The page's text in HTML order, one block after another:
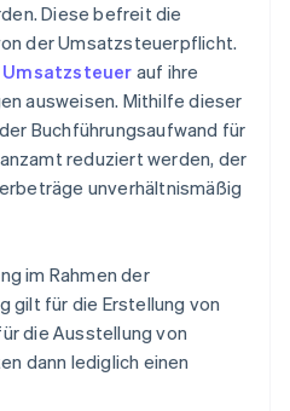
Diese befreit die
der Umsatzsteuerpflicht.
Umsatzsteuer auf ihre
ausweisen. Mithilfe dieser
Buchführungsaufwand für
reduziert werden, der
unverhältnismäßig
im Rahmen der
gilt für die Erstellung von
die Ausstellung von
dann lediglich einen